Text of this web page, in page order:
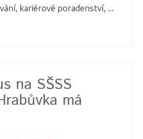
kariérové poradenství, ...
na SŠSS
má